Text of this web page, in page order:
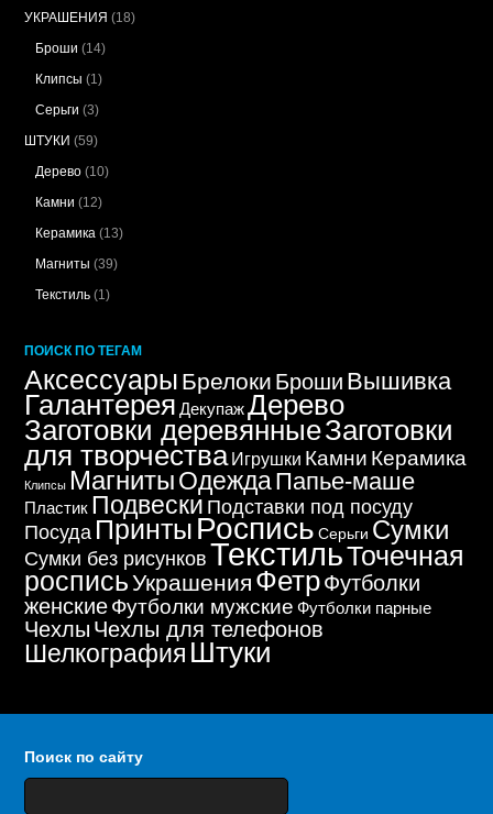
УКРАШЕНИЯ (18)
Броши (14)
Клипсы (1)
Серьги (3)
ШТУКИ (59)
Дерево (10)
Камни (12)
Керамика (13)
Магниты (39)
Текстиль (1)
ПОИСК ПО ТЕГАМ
Аксессуары Брелоки Броши Вышивка
Галантерея Декупаж Дерево
Заготовки деревянныеЗаготовки
для творчестваИгрушки Камни Керамика
Клипсы Магниты ОдеждаПапье-маше
Пластик Подвески Подставки под посуду
Посуда Принты Роспись Серьги Сумки
Сумки без рисунков ТекстильТочечная
росписьУкрашения ФетрФутболки
женскиеФутболки мужские Футболки парные
Чехлы Чехлы для телефонов
Шелкография Штуки
Поиск по сайту